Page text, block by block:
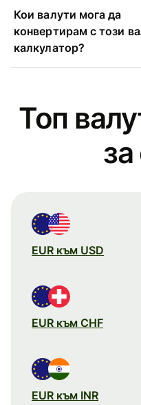
Кои валути мога да
конвертирам с този
калкулатор?
Топ
EUR към USD
EUR към CHF
EUR към INR